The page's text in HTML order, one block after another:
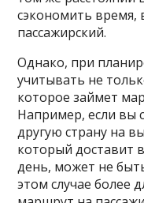
сэкономить время,
пассажирский.
Однако, при
учитывать не
которое займет
Например, если вы
другую страну на
который доставит
день, может не
этом случае более